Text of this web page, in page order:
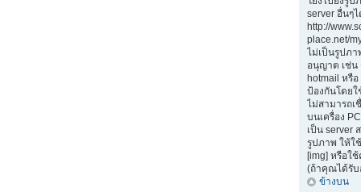
server อื่นๆ
http://
place.net/
ไม่เป็นรูปภา
อนุญาต เช่น
hotmail หรือ
ป้องกันโดย
ไม่สามารถเ
บนเครื่อง
เป็น server
รูปภาพ ให้ใ
[img] หรือใ
(ถ้าคุณได้รั
ข้างบน